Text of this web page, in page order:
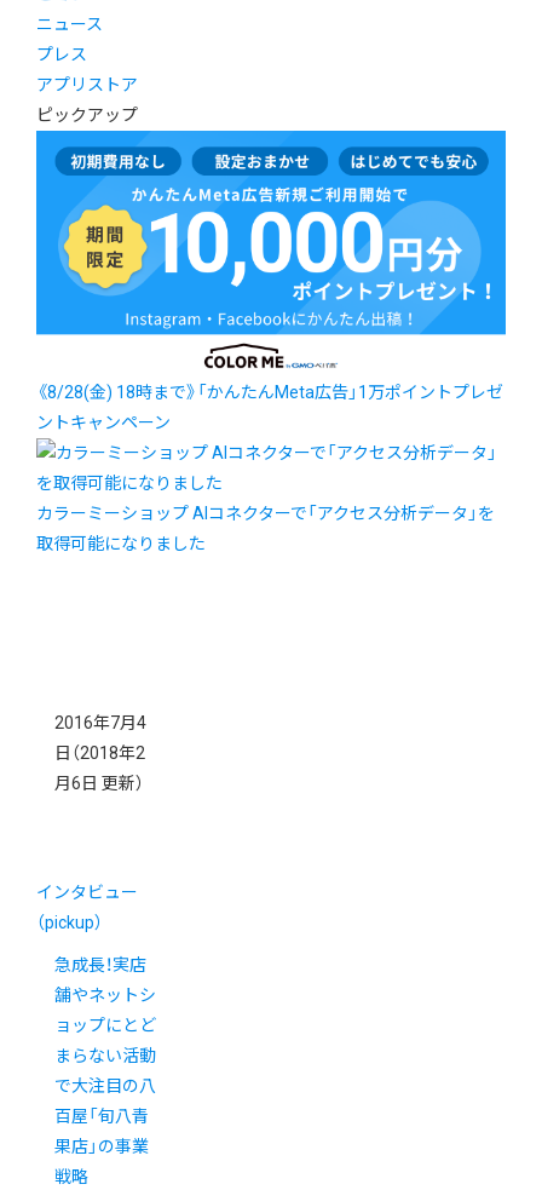
ニュース
プレス
アプリストア
ピックアップ
《8/28(金) 18時まで》「かんたんMeta広告」1万ポイントプレゼ
ントキャンペーン
カラーミーショップ AIコネクターで「アクセス分析データ」を
取得可能になりました
2016年7月4
日 （2018年2
月6日 更新）
インタビュー
（pickup）
急成長！実店
舗やネットシ
ョップにとど
まらない活動
で大注目の八
百屋「旬八青
果店」の事業
戦略